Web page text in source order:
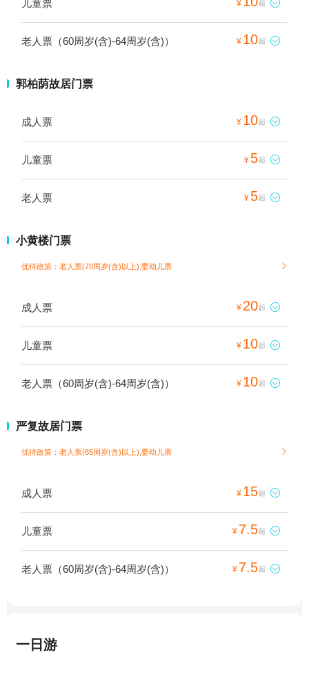
儿童票 ¥ 起 
老人票（60周岁(含)-64周岁(含)） ¥ 10起 
郭柏荫故居门票
成人票 ¥ 10起 
儿童票 ¥ 5起 
老人票 ¥ 5起 
小黄楼门票
优待政策：老人票(70周岁(含)以上),婴幼儿票 
成人票 ¥ 20起 
儿童票 ¥ 10起 
老人票（60周岁(含)-64周岁(含)） ¥ 10起 
严复故居门票
优待政策：老人票(65周岁(含)以上),婴幼儿票 
成人票 ¥ 15起 
儿童票 ¥ 7.5起 
老人票（60周岁(含)-64周岁(含)） ¥ 7.5起 
一日游